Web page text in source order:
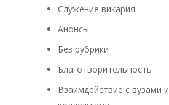
Cлужение викария
Анонсы
Без рубрики
Благотворительность
Взаимдействие с вузами и